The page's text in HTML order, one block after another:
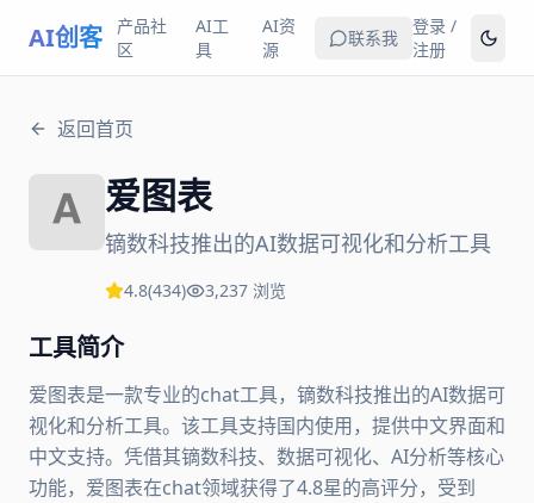
AI创客
产品社
区
AI工
具
AI资
源
联系我
登录 /
注册
返回首页
爱图表
镝数科技推出的AI数据可视化和分析工具
4.8(434) 3,237 浏览
工具简介
爱图表是一款专业的chat工具，镝数科技推出的AI数据可
视化和分析工具。该工具支持国内使用，提供中文界面和
中文支持。凭借其镝数科技、数据可视化、AI分析等核心
功能，爱图表在chat领域获得了4.8星的高评分，受到